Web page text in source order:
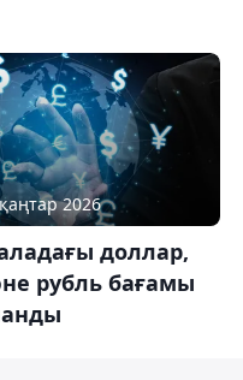
2026
доллар,
рубль бағамы